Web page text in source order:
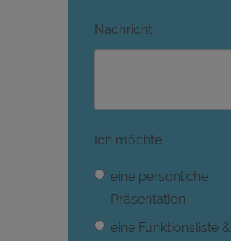
Nachricht
Ich möchte
eine persönliche
Präsentation
eine Funktionsliste &